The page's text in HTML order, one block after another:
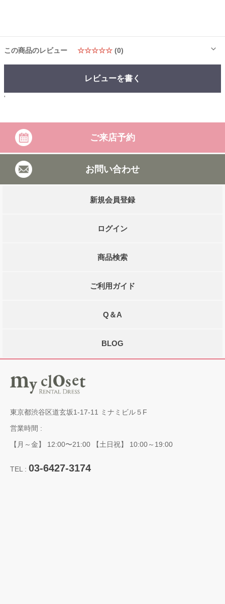
この商品のレビュー ☆☆☆☆☆ (0)
レビューを書く
'
ご来店予約
お問い合わせ
新規会員登録
ログイン
商品検索
ご利用ガイド
Q＆A
BLOG
東京都渋谷区道玄坂1-17-11 ミナミビル５F
営業時間 :
【月～金】 12:00〜21:00 【土日祝】 10:00～19:00
TEL : 03-6427-3174